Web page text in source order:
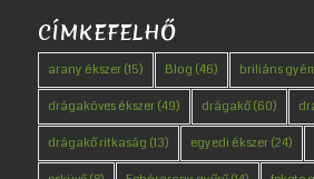
CÍMKEFELHŐ
arany ékszer(15) Blog (46) briliáns
drágaköves ékszer(49) drágakő(60)
drágakő ritkaság (13) egyedi ékszer(24)